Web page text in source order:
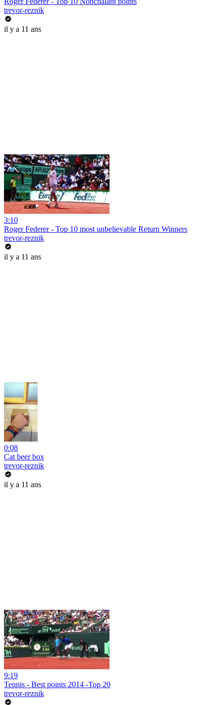
trevor-reznik
il y a 11 ans
3:10
Roger Federer - Top 10 most unbelievable Return Winners
trevor-reznik
il y a 11 ans
0:08
Cat beer box
trevor-reznik
il y a 11 ans
9:19
Tennis - Best points 2014 -Top 20
trevor-reznik